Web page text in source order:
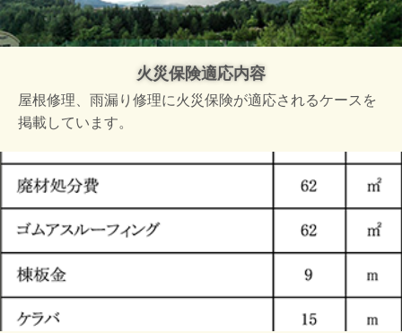
火災保険適応内容
屋根修理、雨漏り修理に火災保険が適応されるケースを
掲載しています。